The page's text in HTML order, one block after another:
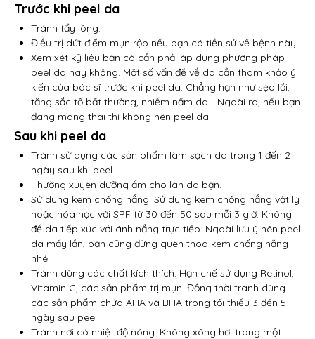
Trước khi peel da
Tránh tẩy lông.
Điều trị dứt điểm mụn rộp nếu bạn có tiền sử về bệnh này.
Xem xét kỹ liệu bạn có cần phải áp dụng phương pháp
peel da hay không. Một số vấn đề về da cần tham khảo ý
kiến của bác sĩ trước khi peel da. Chẳng hạn như sẹo lồi,
tăng sắc tố bất thường, nhiễm nấm da… Ngoài ra, nếu bạn
đang mang thai thì không nên peel da.
Sau khi peel da
Tránh sử dụng các sản phẩm làm sạch da trong 1 đến 2
ngày sau khi peel.
Thường xuyên dưỡng ẩm cho làn da bạn.
Sử dụng kem chống nắng. Sử dụng kem chống nắng vật lý
hoặc hóa học với SPF từ 30 đến 50 sau mỗi 3 giờ. Không
để da tiếp xúc với ánh nắng trực tiếp. Ngoài lưu ý nên peel
da mấy lần, bạn cũng đừng quên thoa kem chống nắng
nhé!
Tránh dùng các chất kích thích. Hạn chế sử dụng Retinol,
Vitamin C, các sản phẩm trị mụn. Đồng thời tránh dùng
các sản phẩm chứa AHA và BHA trong tối thiểu 3 đến 5
ngày sau peel.
Tránh nơi có nhiệt độ nóng. Không xông hơi trong một